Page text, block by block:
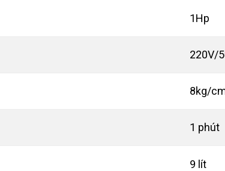
1Hp
220V/
8kg/
1 phút
9 lít